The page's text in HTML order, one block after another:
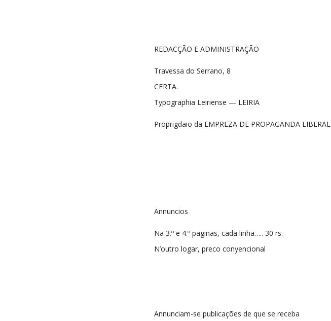
REDACÇÃO E ADMINISTRAÇÃO
Travessa do Serrano, 8
CERTA.
Typographia Leiriense — LEIRIA
Proprigdaio da EMPREZA DE PROPAGANDA LIBERAL
Annuncios
Na 3.º e 4.º paginas, cada linha….. 30 rs.
N’outro logar, preco conyencional
Annunciam-se publicações de que se receba